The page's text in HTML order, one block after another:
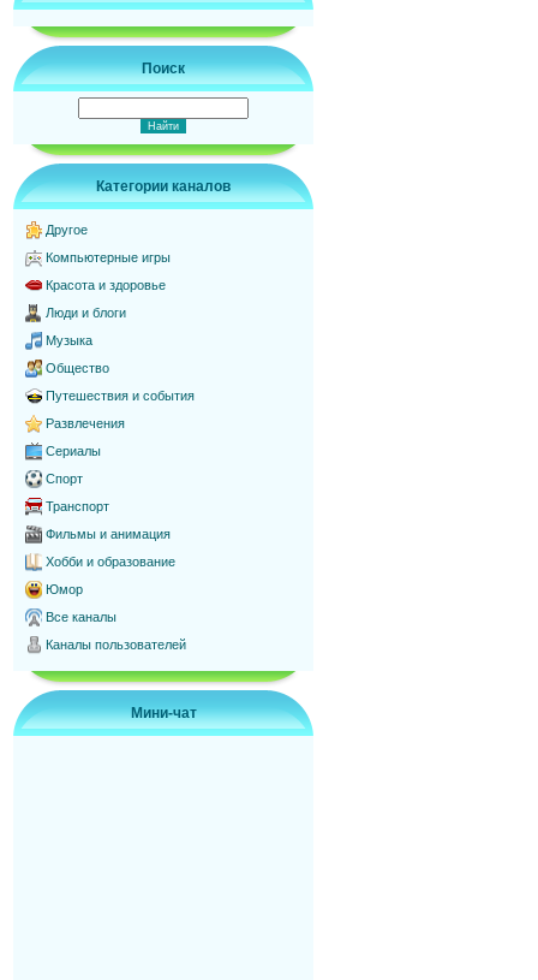
Поиск
Категории каналов
Другое
Компьютерные игры
Красота и здоровье
Люди и блоги
Музыка
Общество
Путешествия и события
Развлечения
Сериалы
Спорт
Транспорт
Фильмы и анимация
Хобби и образование
Юмор
Все каналы
Каналы пользователей
Мини-чат